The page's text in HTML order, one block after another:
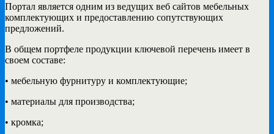
Портал является одним из ведущих веб сайтов мебельных
комплектующих и предоставлению сопутствующих
предложений.
В общем портфеле продукции ключевой перечень имеет в
своем составе:
• мебельную фурнитуру и комплектующие;
• материалы для производства;
• кромка;